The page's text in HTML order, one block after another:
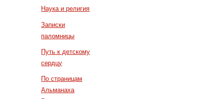
Наука и религия
Записки
паломницы
Путь к детскому
сердцу
По страницам
Альманаха